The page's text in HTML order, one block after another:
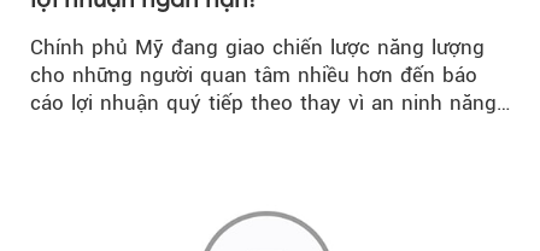
Chính phủ Mỹ đang giao chiến lược năng lượng
cho những người quan tâm nhiều hơn đến báo
cáo lợi nhuận quý tiếp theo thay vì an ninh năng